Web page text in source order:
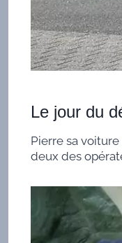
Le jour du
Pierre sa
deux des